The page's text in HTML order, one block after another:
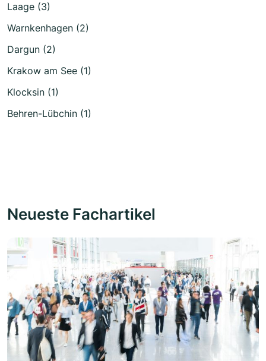
Laage (3)
Warnkenhagen (2)
Dargun (2)
Krakow am See (1)
Klocksin (1)
Behren-Lübchin (1)
Neueste Fachartikel